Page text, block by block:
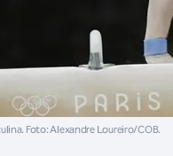
Foto: Alexandre Loureiro/COB.